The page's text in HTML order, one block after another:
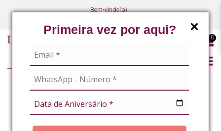
Primeira vez por aqui?
Bem-vindo(a)!
0